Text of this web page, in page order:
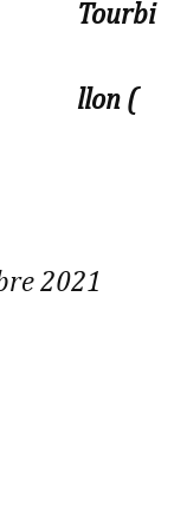
Tourbi
llon (
2021